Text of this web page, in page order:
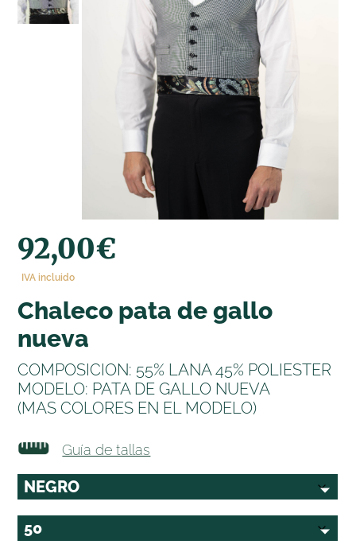
92,00€
IVA incluido
chaleco pata de gallo
nueva
COMPOSICION: 55% LANA 45% POLIESTER
MODELO: PATA DE GALLO NUEVA
(MAS COLORES EN EL MODELO)
Guía de tallas